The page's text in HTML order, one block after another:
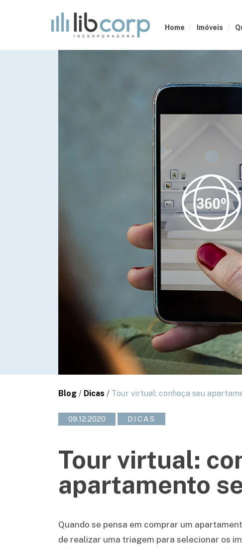
Home Imóveis
Blog / Dicas / Tour virtual: conheça seu
09.12.2020 DICAS
Tour virtual:
apartamento
Quando se pensa em comprar um
de realizar uma triagem para selecionar os